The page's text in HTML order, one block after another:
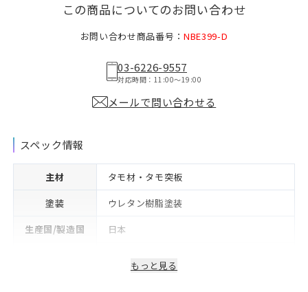
この商品についてのお問い合わせ
お問い合わせ商品番号： NBE399-D
03-6226-9557
対応時間：11:00〜19:00
メールで問い合わせる
スペック情報
主材
タモ材・タモ突板
塗装
ウレタン樹脂塗装
生産国/製造国
日本
もっと見る